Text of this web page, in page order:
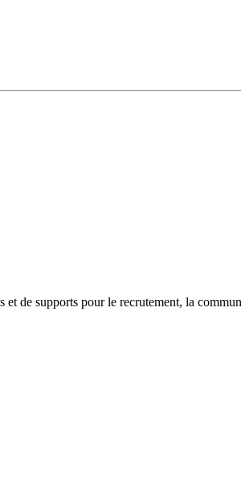
de supports pour le recrutement, la